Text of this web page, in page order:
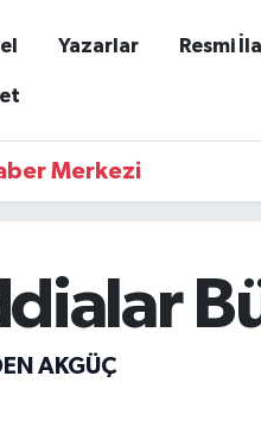
Yazarlar Resmi
Merkezi
AKGÜÇ